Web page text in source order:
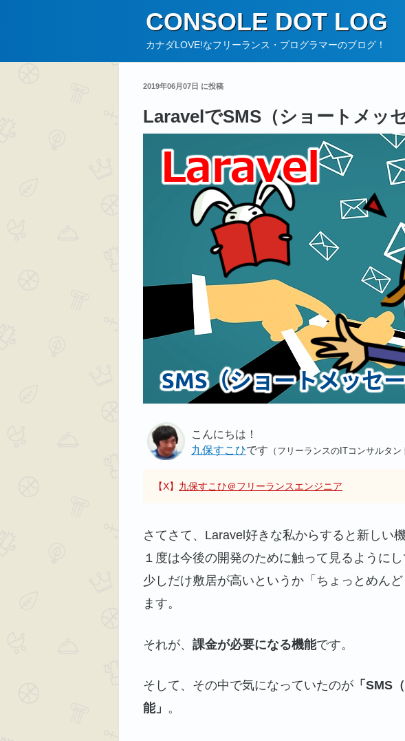
ン
CONSOLE DOT LOG
カナダLOVE!なフリーランス・プログラマーのブログ！
2019年06月07日 に投稿
LaravelでSMS（ショートメッ
こんにちは！
九保すこひです （フリーランスのITコンサルタン
【X】 九保すこひ＠フリーランスエンジニア
さてさて、Laravel好きな私からすると新しい
１度は今後の開発のために触って見るように
少しだけ敷居が高いというか「ちょっとめん
ます。
それが、課金が必要になる機能です。
そして、その中で気になっていたのが 「SMS
能」 。